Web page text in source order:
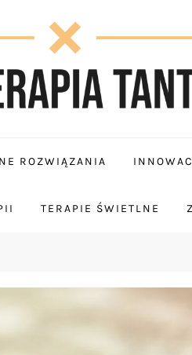
ROZWIĄZANIA
TERAPIE ŚWIETLNE